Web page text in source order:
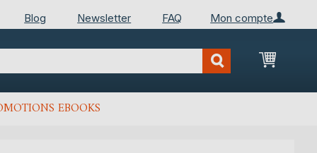
Mon compte
Blog Newsletter FAQ
Mon
EBOOKS